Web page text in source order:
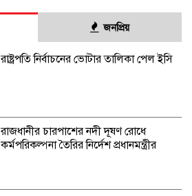
জনপ্রিয়
রাষ্ট্রপতি নির্বাচনের ভোটার তালিকা পেল ইসি
রাজধানীর চারপাশের নদী দূষণ রোধে
কর্মপরিকল্পনা তৈরির নির্দেশ প্রধানমন্ত্রীর